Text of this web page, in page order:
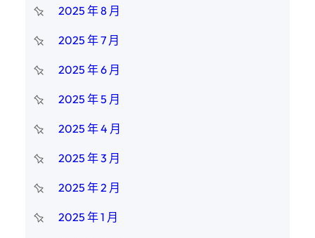
2025 年 8 月
2025 年 7 月
2025 年 6 月
2025 年 5 月
2025 年 4 月
2025 年 3 月
2025 年 2 月
2025 年 1 月